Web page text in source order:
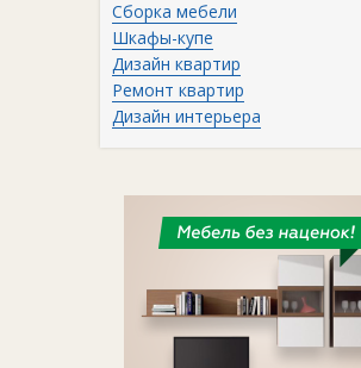
Сборка мебели
Шкафы-купе
Дизайн квартир
Ремонт квартир
Дизайн интерьера